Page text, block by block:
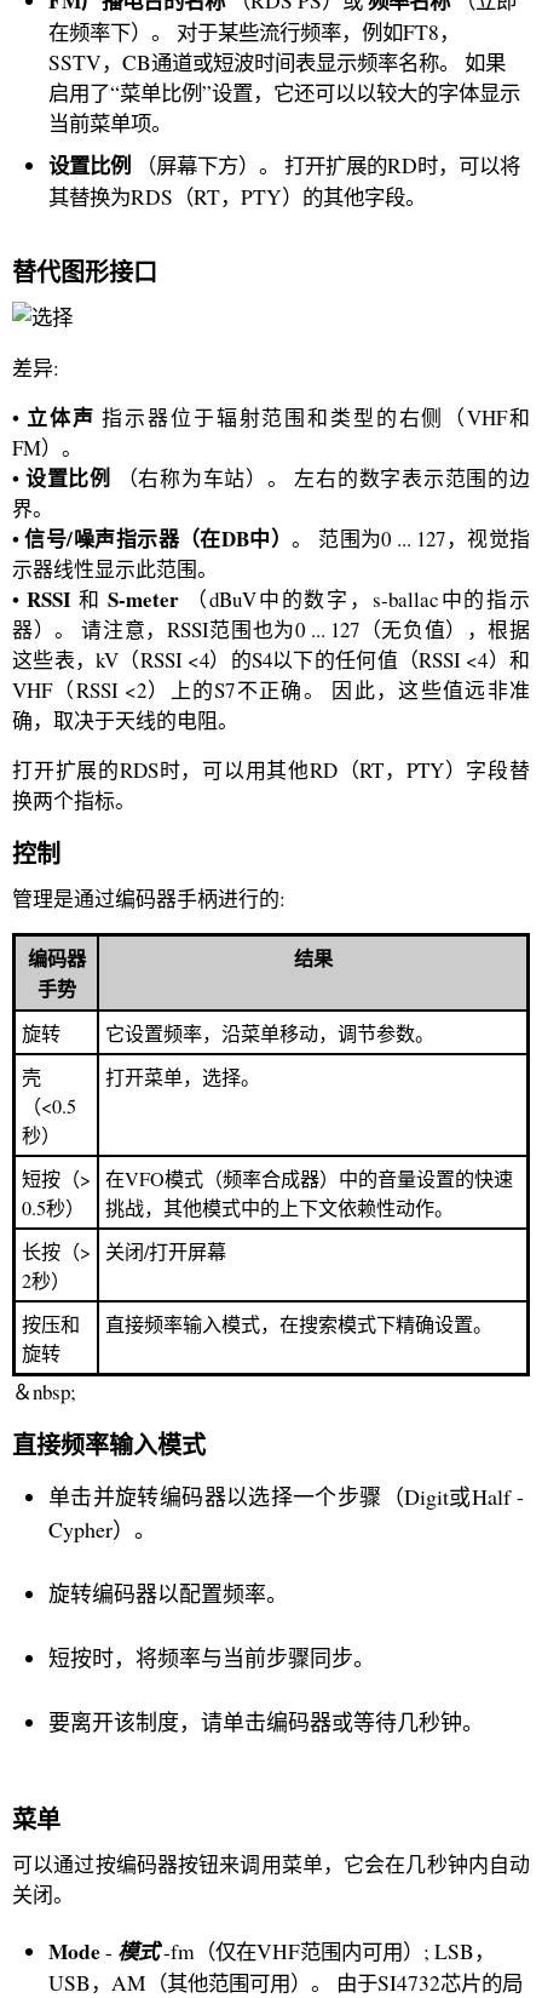
在频率下）。 对于某些流行频率，例如FT8，
SSTV，CB通道或短波时间表显示频率名称。 如果
启用了“菜单比例”设置，它还可以以较大的字体显示
当前菜单项。
设置比例 （屏幕下方）。 打开扩展的RD时，可以将
其替换为RDS（RT，PTY）的其他字段。
替代图形接口
差异:
• 立体声 指示器位于辐射范围和类型的右侧（VHF和
FM）。
• 设置比例 （右称为车站）。 左右的数字表示范围的边
界。
•信号/噪声指示器（在DB中）。 范围为0 ... 127，视觉指
示器线性显示此范围。
• RSSI和S-meter （dBuV中的数字，s-ballac中的指示
器）。 请注意，RSSI范围也为0 ... 127（无负值），根据
这些表，kV（RSSI <4）的S4以下的任何值（RSSI <4）和
VHF（RSSI <2）上的S7不正确。 因此，这些值远非准
确，取决于天线的电阻。
打开扩展的RDS时，可以用其他RD（RT，PTY）字段替
换两个指标。
控制
管理是通过编码器手柄进行的:
编码器
手势
结果
旋转
它设置频率，沿菜单移动，调节参数。
壳
（<0.5
秒）
打开菜单，选择。
短按（>
0.5秒）
在VFO模式（频率合成器）中的音量设置的快速
挑战，其他模式中的上下文依赖性动作。
长按（>
2秒）
关闭/打开屏幕
按压和
旋转
直接频率输入模式，在搜索模式下精确设置。
＆nbsp;
直接频率输入模式
单击并旋转编码器以选择一个步骤（Digit或Half -
Cypher）。
旋转编码器以配置频率。
短按时，将频率与当前步骤同步。
要离开该制度，请单击编码器或等待几秒钟。
菜单
可以通过按编码器按钮来调用菜单，它会在几秒钟内自动
关闭。
Mode- 模式-fm（仅在VHF范围内可用）; LSB，
USB，AM（其他范围可用）。 由于SI4732芯片的局